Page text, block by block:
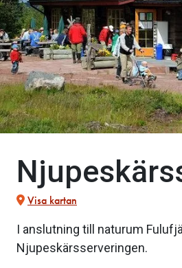
Visa kartan
I anslutning till naturum
Njupeskärsserveringen.